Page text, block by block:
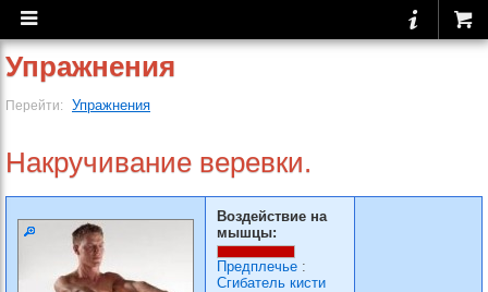
Упражнения
Перейти: Упражнения
Накручивание веревки.
Воздействие на
мышцы:
Предплечье :
Сгибатель кисти